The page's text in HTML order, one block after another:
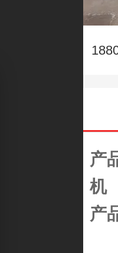
产
机
产